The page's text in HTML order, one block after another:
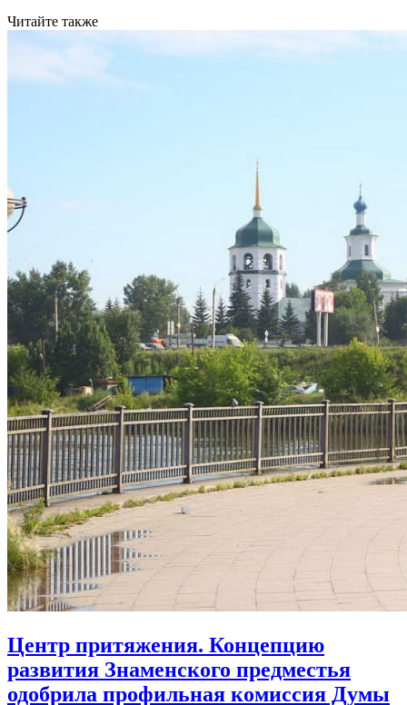
Читайте также
Центр притяжения. Концепцию
развития Знаменского предместья
одобрила профильная комиссия Думы